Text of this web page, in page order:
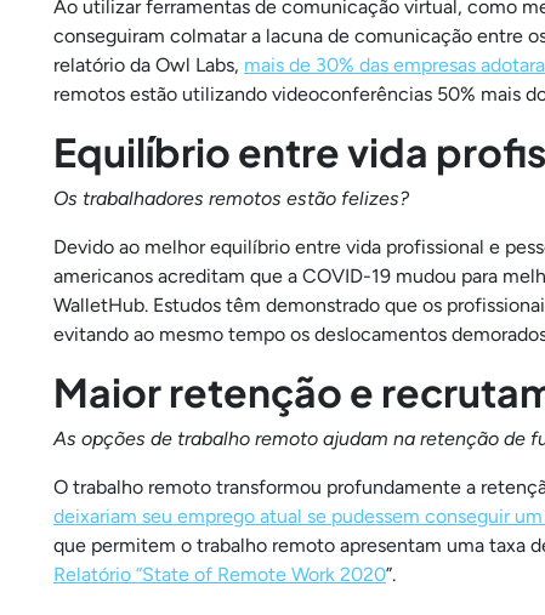
Ao utilizar ferramentas de comunicação virtual, como
conseguiram colmatar a lacuna de comunicação entre
relatório da Owl Labs, mais de 30% das empresas
remotos estão utilizando videoconferências 50% mais
Equilíbrio entre vida
Os trabalhadores remotos estão felizes?
Devido ao melhor equilíbrio entre vida profissional e
americanos acreditam que a COVID-19 mudou para
WalletHub. Estudos têm demonstrado que os
evitando ao mesmo tempo os deslocamentos
Maior retenção e
As opções de trabalho remoto ajudam na retenção de
O trabalho remoto transformou profundamente a
deixariam seu emprego atual se pudessem conseguir
que permitem o trabalho remoto apresentam uma taxa
Relatório “State of Remote Work 2020”.